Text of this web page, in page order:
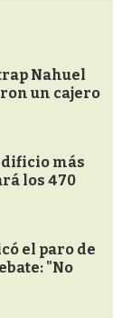
Nahuel
un cajero
más
los 470
el paro de
"No